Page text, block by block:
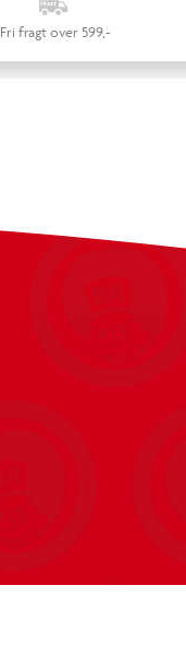
Fri fragt over 599,-